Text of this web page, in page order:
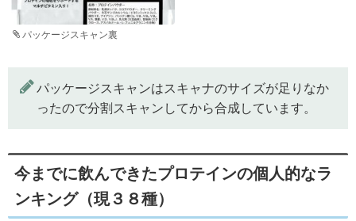
パッケージスキャン裏
パッケージスキャンはスキャナのサイズが足りなか
ったので分割スキャンしてから合成しています。
今までに飲んできたプロテインの個人的なラ
ンキング（現３８種）